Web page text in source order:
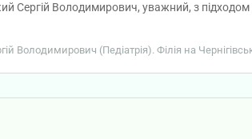
Сергій Володимирович, уважний, з
Володимирович (Педіатрія). Філія на